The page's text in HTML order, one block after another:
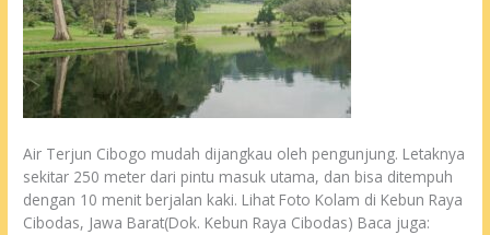
Air Terjun Cibogo mudah dijangkau oleh pengunjung. Letaknya
sekitar 250 meter dari pintu masuk utama, dan bisa ditempuh
dengan 10 menit berjalan kaki. Lihat Foto Kolam di Kebun Raya
Cibodas, Jawa Barat(Dok. Kebun Raya Cibodas) Baca juga: